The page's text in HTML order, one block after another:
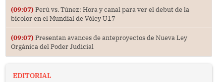
(09:07) Perú vs. Túnez: Hora y canal para ver el debut de la
bicolor en el Mundial de Vóley U17
(09:07) Presentan avances de anteproyectos de Nueva Ley
Orgánica del Poder Judicial
EDITORIAL